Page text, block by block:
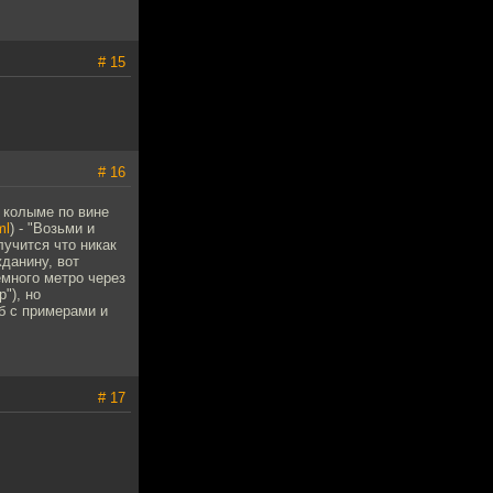
# 15
# 16
колыме по вине
) - "Возьми и
что никак
вот
метро через
но
с примерами и
# 17